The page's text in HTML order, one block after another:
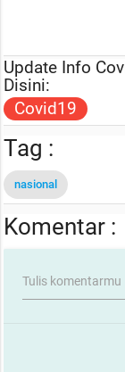
Update Info
Disini:
Covid19
Tag :
nasional
Komentar :
Tulis komentarmu